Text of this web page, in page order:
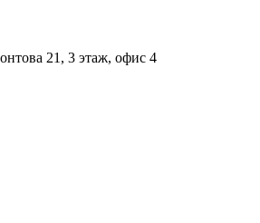
21, 3 этаж, офис 4